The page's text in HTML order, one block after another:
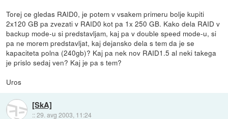
Torej ce gledas RAID0, je potem v vsakem primeru bolje kupiti
2x120 GB pa zvezati v RAID0 kot pa 1x 250 GB. Kako dela RAID v
backup mode-u si predstavljam, kaj pa v double speed mode-u, si
pa ne morem predstavljat, kaj dejansko dela s tem da je se
kapaciteta polna (240gb)? Kaj pa nek nov RAID1.5 al neki takega
je prislo sedaj ven? Kaj je pa s tem?
Uros
[SkA]
::29. avg 2003, 11:24